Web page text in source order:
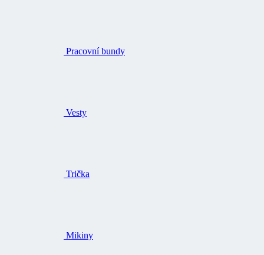
Pracovní bundy
Vesty
Trička
Mikiny